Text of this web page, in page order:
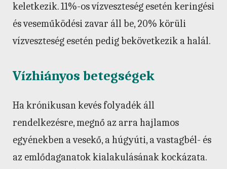
keletkezik. 11%-os vízveszteség esetén keringési
és veseműködési zavar áll be, 20% körüli
vízveszteség esetén pedig bekövetkezik a halál.
Vízhiányos betegségek
Ha krónikusan kevés folyadék áll
rendelkezésre, megnő az arra hajlamos
egyénekben a vesekő, a húgyúti, a vastagbél- és
az emlődaganatok kialakulásának kockázata.